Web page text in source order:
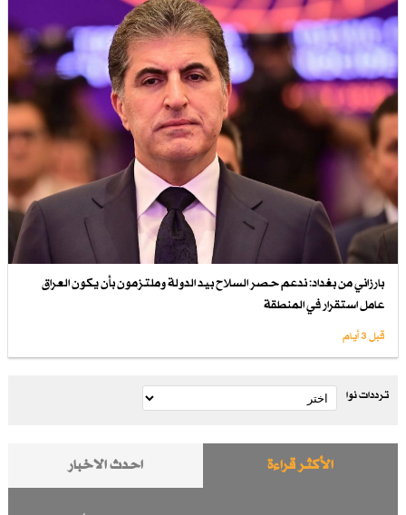
بارزاني من بغداد: ندعم حصر السلاح بيد الدولة وملتزمون بأن يكون العراق
عامل استقرار في المنطقة
قبل 3 أيام
ترددات نوا
الأكثر قراءة احدث الاخبار